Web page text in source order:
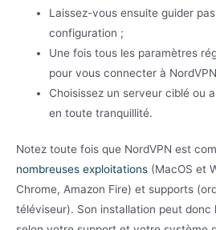
Laissez-vous ensuite guider pas
configuration ;
Une fois tous les paramètres
pour vous connecter à
Choisissez un serveur ciblé ou
en toute tranquillité.
Notez toute fois que NordVPN est
nombreuses exploitations (MacOS et
Chrome, Amazon Fire) et supports
téléviseur). Son installation peut